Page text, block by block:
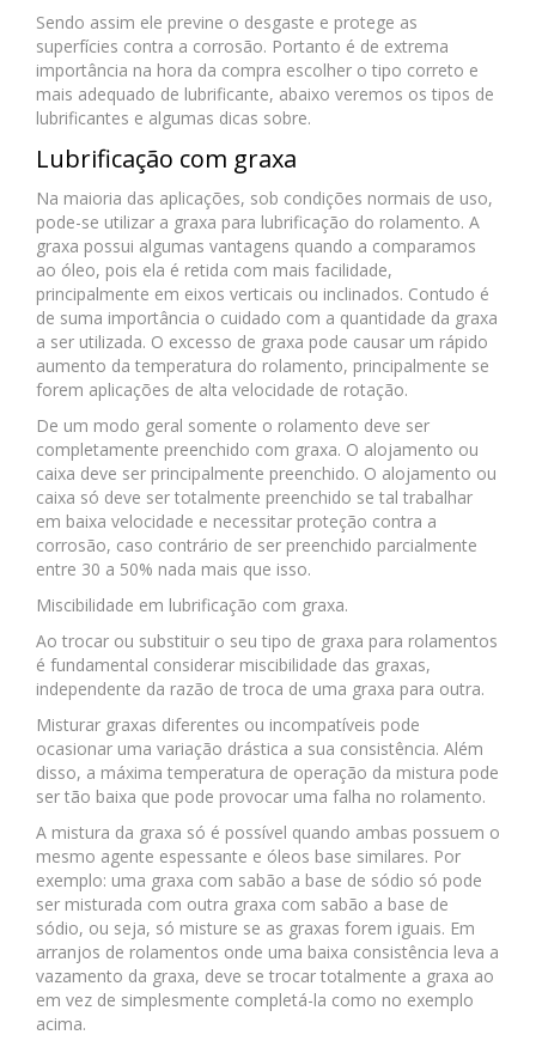
Sendo assim ele previne o desgaste e protege as
superfícies contra a corrosão. Portanto é de extrema
importância na hora da compra escolher o tipo correto e
mais adequado de lubrificante, abaixo veremos os tipos de
lubrificantes e algumas dicas sobre.
Lubrificação com graxa
Na maioria das aplicações, sob condições normais de uso,
pode-se utilizar a graxa para lubrificação do rolamento. A
graxa possui algumas vantagens quando a comparamos
ao óleo, pois ela é retida com mais facilidade,
principalmente em eixos verticais ou inclinados. Contudo é
de suma importância o cuidado com a quantidade da graxa
a ser utilizada. O excesso de graxa pode causar um rápido
aumento da temperatura do rolamento, principalmente se
forem aplicações de alta velocidade de rotação.
De um modo geral somente o rolamento deve ser
completamente preenchido com graxa. O alojamento ou
caixa deve ser principalmente preenchido. O alojamento ou
caixa só deve ser totalmente preenchido se tal trabalhar
em baixa velocidade e necessitar proteção contra a
corrosão, caso contrário de ser preenchido parcialmente
entre 30 a 50% nada mais que isso.
Miscibilidade em lubrificação com graxa.
Ao trocar ou substituir o seu tipo de graxa para rolamentos
é fundamental considerar miscibilidade das graxas,
independente da razão de troca de uma graxa para outra.
Misturar graxas diferentes ou incompatíveis pode
ocasionar uma variação drástica a sua consistência. Além
disso, a máxima temperatura de operação da mistura pode
ser tão baixa que pode provocar uma falha no rolamento.
A mistura da graxa só é possível quando ambas possuem o
mesmo agente espessante e óleos base similares. Por
exemplo: uma graxa com sabão a base de sódio só pode
ser misturada com outra graxa com sabão a base de
sódio, ou seja, só misture se as graxas forem iguais. Em
arranjos de rolamentos onde uma baixa consistência leva a
vazamento da graxa, deve se trocar totalmente a graxa ao
em vez de simplesmente completá-la como no exemplo
acima.